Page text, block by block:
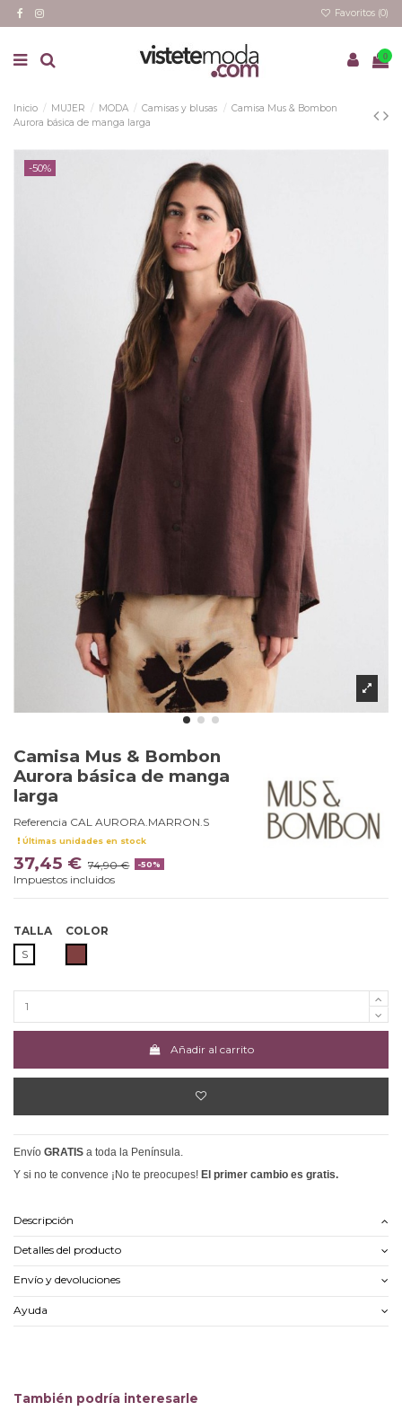
Favoritos (0)
0
Inicio MUJER MODA Camisas y blusas
Camisa Mus & Bombon
Aurora básica de manga larga
-50%
Camisa Mus & Bombon
Aurora básica de manga
larga
Referencia CAL AURORA.MARRON.S
Últimas unidades en stock
37,45 € 74,90 € -50%
Impuestos incluidos
TALLA
S
COLOR
Añadir al carrito
Envío GRATIS a toda la Península.
Y si no te convence ¡No te preocupes! El primer cambio es gratis.
Descripción
Detalles del producto
Envío y devoluciones
Ayuda
También podría interesarle